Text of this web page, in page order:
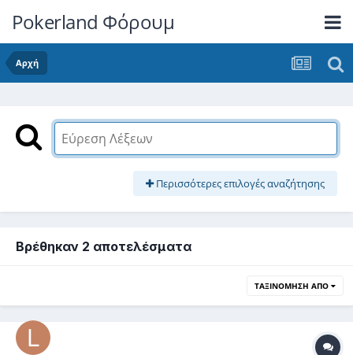
Pokerland Φόρουμ
Αρχή
Περισσότερες επιλογές αναζήτησης
Βρέθηκαν 2 αποτελέσματα
ΤΑΞΙΝΌΜΗΣΗ ΑΠΌ